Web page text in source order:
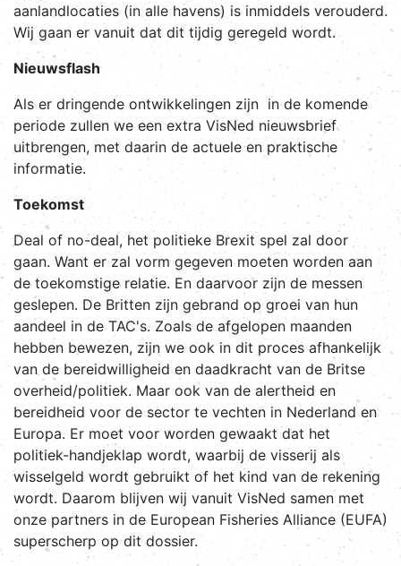
aanlandlocaties (in alle havens) is inmiddels verouderd.
Wij gaan er vanuit dat dit tijdig geregeld wordt.
Nieuwsflash
Als er dringende ontwikkelingen zijn in de komende
periode zullen we een extra VisNed nieuwsbrief
uitbrengen, met daarin de actuele en praktische
informatie.
Toekomst
Deal of no-deal, het politieke Brexit spel zal door
gaan. Want er zal vorm gegeven moeten worden aan
de toekomstige relatie. En daarvoor zijn de messen
geslepen. De Britten zijn gebrand op groei van hun
aandeel in de TAC's. Zoals de afgelopen maanden
hebben bewezen, zijn we ook in dit proces afhankelijk
van de bereidwilligheid en daadkracht van de Britse
overheid/politiek. Maar ook van de alertheid en
bereidheid voor de sector te vechten in Nederland en
Europa. Er moet voor worden gewaakt dat het
politiek-handjeklap wordt, waarbij de visserij als
wisselgeld wordt gebruikt of het kind van de rekening
wordt. Daarom blijven wij vanuit VisNed samen met
onze partners in de European Fisheries Alliance (EUFA)
superscherp op dit dossier.